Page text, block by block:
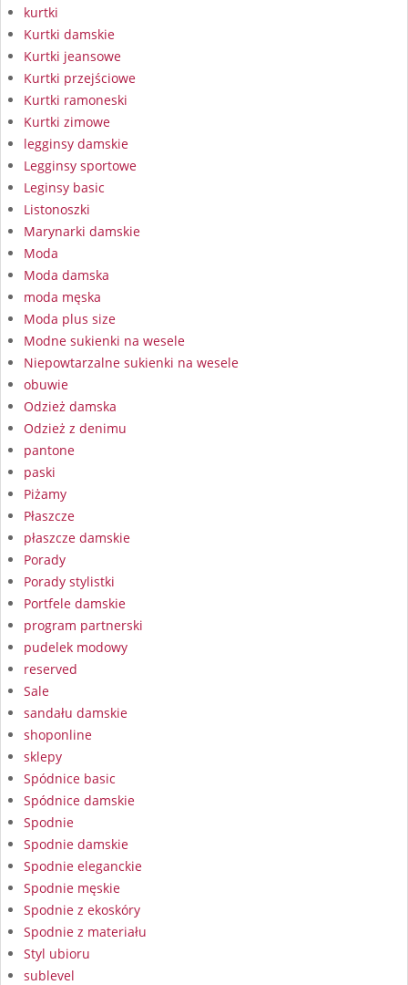
kurtki
Kurtki damskie
Kurtki jeansowe
Kurtki przejściowe
Kurtki ramoneski
Kurtki zimowe
legginsy damskie
Legginsy sportowe
Leginsy basic
Listonoszki
Marynarki damskie
Moda
Moda damska
moda męska
Moda plus size
Modne sukienki na wesele
Niepowtarzalne sukienki na wesele
obuwie
Odzież damska
Odzież z denimu
pantone
paski
Piżamy
Płaszcze
płaszcze damskie
Porady
Porady stylistki
Portfele damskie
program partnerski
pudelek modowy
reserved
Sale
sandału damskie
shoponline
sklepy
Spódnice basic
Spódnice damskie
Spodnie
Spodnie damskie
Spodnie eleganckie
Spodnie męskie
Spodnie z ekoskóry
Spodnie z materiału
Styl ubioru
sublevel